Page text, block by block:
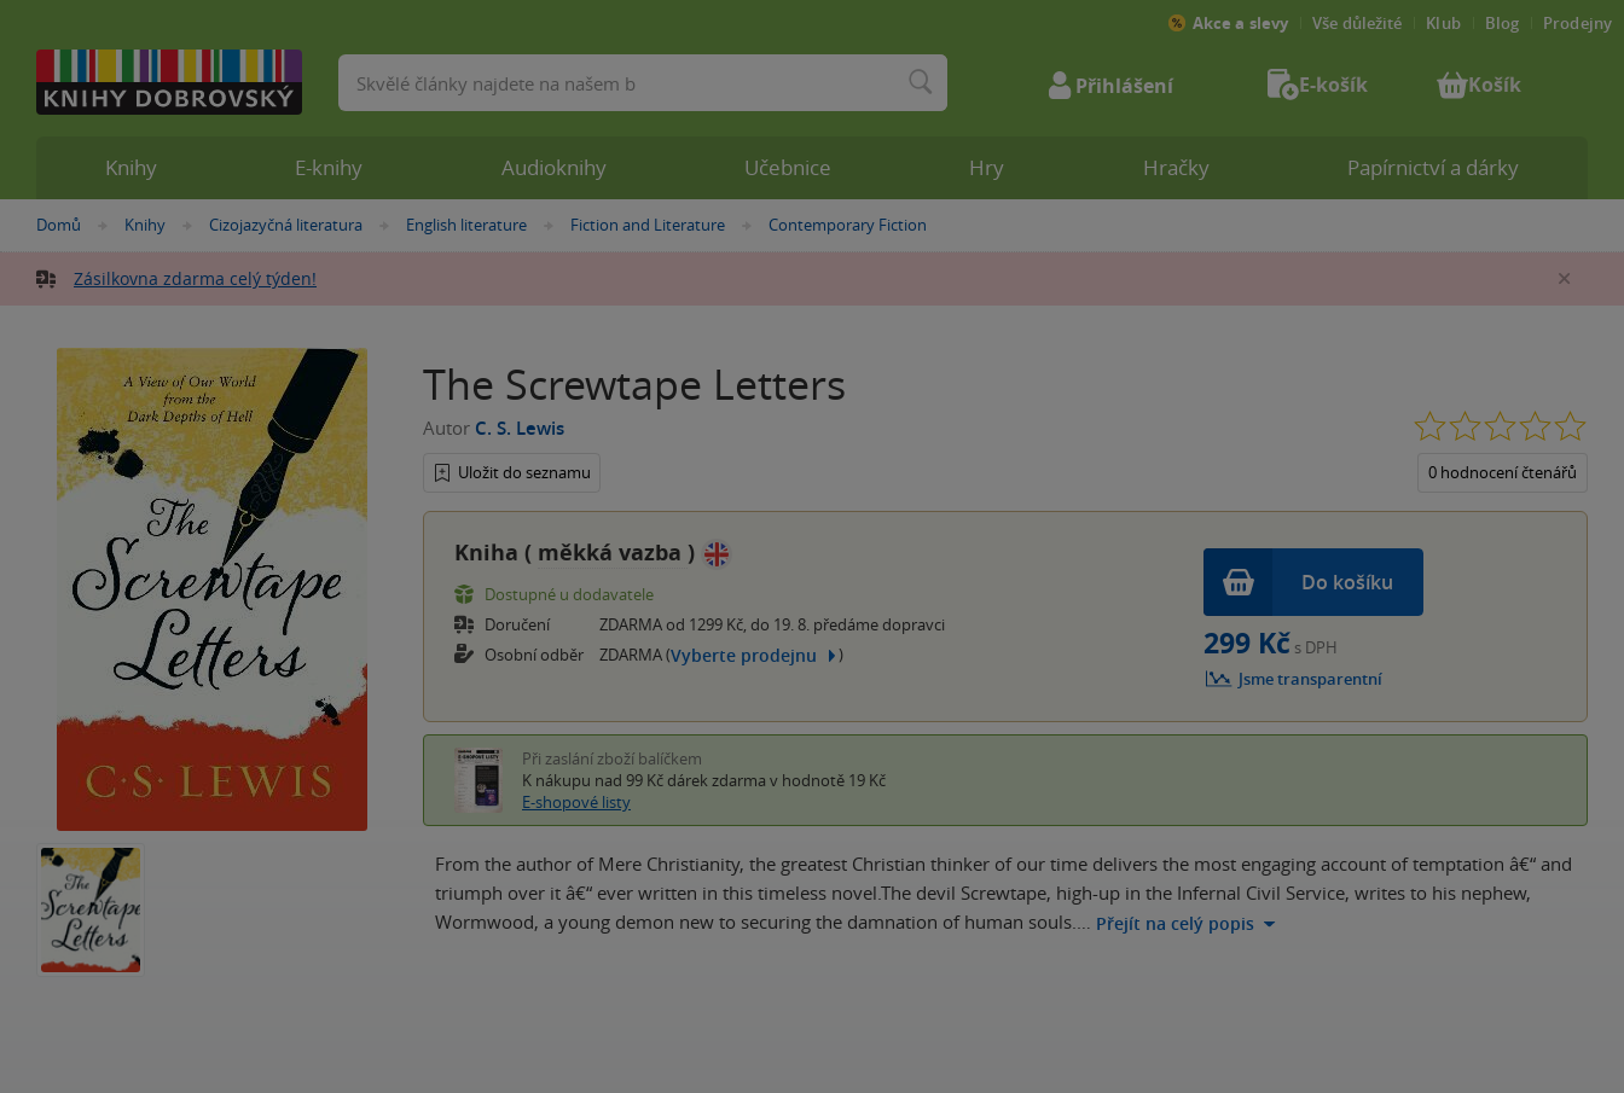
Nacházíte
zde:
Domů »
Knihy »
Cizojazyčná literatura »
English literature »Fiction and Literature »
Contemporary Fiction
Zásilkovna zdarma celý týden!
The Screwtape Letters
Autor C. S. Lewis
Uložit do seznamu 0 hodnocení čtenářů
Kniha ( měkká vazba )
Dostupné u dodavatele
Doručení
ZDARMA od 1299 Kč, do 19. 8. předáme dopravci
Osobní odběr
ZDARMA (Vyberte prodejnu )
Do košíku
299 Kč s DPH
Jsme transparentní
Při zaslání zboží balíčkem
K nákupu nad 99 Kč dárek zdarma v hodnotě 19 Kč
E-shopové listy
From the author of Mere Christianity, the greatest Christian thinker of our time delivers the most engaging account of temptation â€“ and
triumph over it â€“ ever written in this timeless novel.The devil Screwtape, high-up in the Infernal Civil Service, writes to his nephew,
Wormwood, a young demon new to securing the damnation of human souls.… Přejít na celý popis
Knihy E-knihy Audioknihy Učebnice Hry Hračky Papírnictví a dárky
Akce a slevy Vše důležité Klub Blog Prodejny
Vyhledávání Přihlášení E-košík Košík